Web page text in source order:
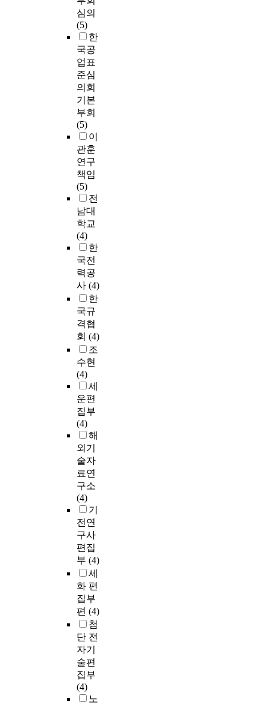
심의
(5)
한
국공
업표
준심
의회
기본
부회
(5)
이
관훈
연구
책임
(5)
전
남대
학교
(4)
한
국전
력공
사 (4)
한
국규
격협
회 (4)
조
수현
(4)
세
운편
집부
(4)
해
외기
술자
료연
구소
(4)
기
전연
구사
편집
부 (4)
세
화 편
집부
편 (4)
첨
단 전
자기
술편
집부
(4)
노